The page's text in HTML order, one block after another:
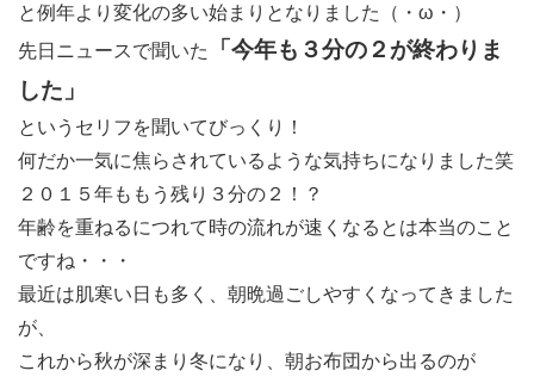
と例年より変化の多い始まりとなりました（・ω・）
先日ニュースで聞いた
「今年も３分の２が終わりま
した」
というセリフを聞いてびっくり！
何だか一気に焦らされているような気持ちになりました笑
２０１５年ももう残り３分の２！？
年齢を重ねるにつれて時の流れが速くなるとは本当のこと
ですね・・・
最近は肌寒い日も多く、朝晩過ごしやすくなってきました
が、
これから秋が深まり冬になり、朝お布団から出るのが